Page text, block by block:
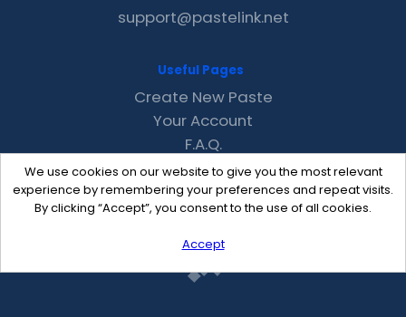
We use cookies on our website to give you the most relevant
experience by remembering your preferences and repeat visits.
By clicking “Accept”, you consent to the use of all cookies.
Accept
support@pastelink.net
Useful Pages
Create New Paste
Your Account
F.A.Q.
Recent
Contact